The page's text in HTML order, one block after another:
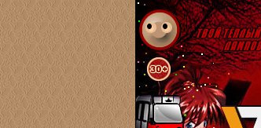
: : Грешники : : Бегущий человек: :Зверопоезд: :Злая 2: :